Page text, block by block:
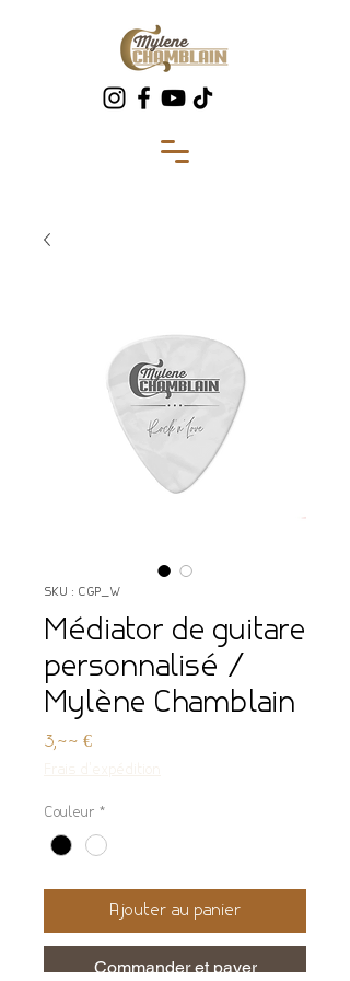
SKU : CGP_W
Médiator de guitare
personnalisé /
Mylène Chamblain
3,00 €Prix
Couleur *
Ajouter au panier
Commander et payer